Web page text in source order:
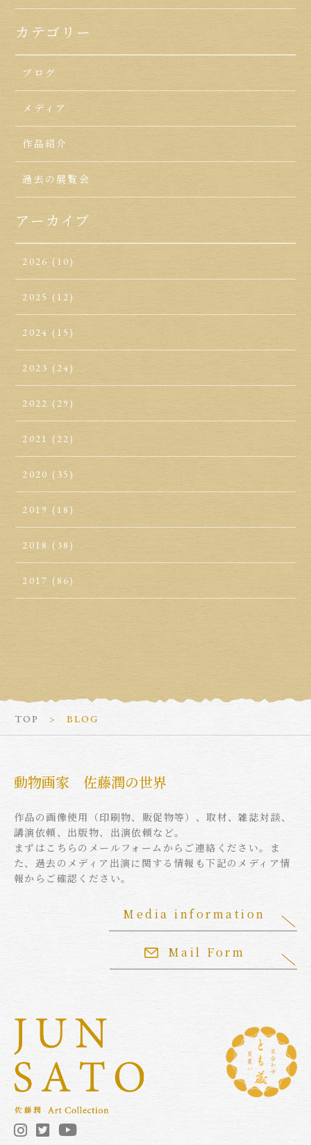
カテゴリー
ブログ
メディア
作品紹介
過去の展覧会
アーカイブ
2026 (10)
2025 (12)
2024 (15)
2023 (24)
2022 (29)
2021 (22)
2020 (35)
2019 (18)
2018 (38)
2017 (86)
TOP BLOG
動物画家 佐藤潤の世界
作品の画像使用（印刷物、販促物等）、取材、雑誌対談、
講演依頼、出版物、出演依頼など。
まずはこちらのメールフォームからご連絡ください。ま
た、過去のメディア出演に関する情報も下記のメディア情
報からご確認ください。
Mail Form
Media information